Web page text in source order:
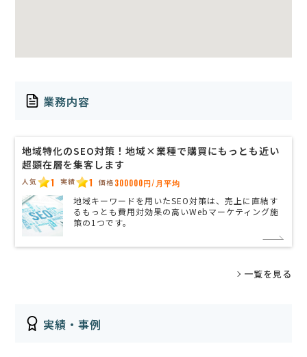
業務内容
地域特化のSEO対策！地域×業種で購買にもっとも近い
超顕在層を集客します
人気 1 実績 1 価格 300000円/月平均
地域キーワードを用いたSEO対策は、売上に直結す
るもっとも費用対効果の高いWebマーケティング施
策の1つです。
一覧を見る
実績・事例